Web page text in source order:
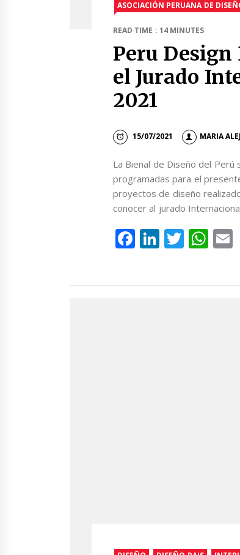
ASOCIACIÓN PERUANA DE
READ TIME : 14 MINUTES
Peru
el Jurado
2021
15/07/2021 MARIA
La Bienal de Diseño del
programadas para el
proyectos de diseño
conocer al jurado
Facebook
LinkedIn
Twitter